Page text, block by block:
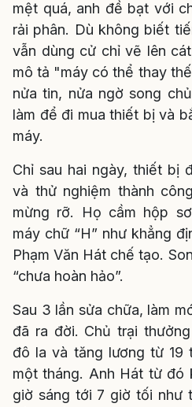
mệt quá, anh đề bạt với
rải phân. Dù không biết
vẫn dùng cử chỉ vẽ lên
mô tả "máy có thể thay
nửa tin, nửa ngờ song
làm để đi mua thiết bị và
máy.
Chỉ sau hai ngày, thiết bị
và thử nghiệm thành
mừng rỡ. Họ cầm hộp
máy chữ “H” như khẳng
Phạm Văn Hát chế tạo.
“chưa hoàn hảo”.
Sau 3 lần sửa chữa, làm
đã ra đời. Chủ trại
đô la và tăng lương từ 19
một tháng. Anh Hát từ đó
giờ sáng tới 7 giờ tối như